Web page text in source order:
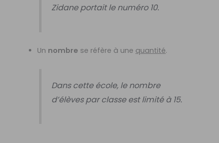
Zidane portait le numéro 10.
Un nombre se réfère à une quantité.
Dans cette école, le nombre
d’élèves par classe est limité à 15.